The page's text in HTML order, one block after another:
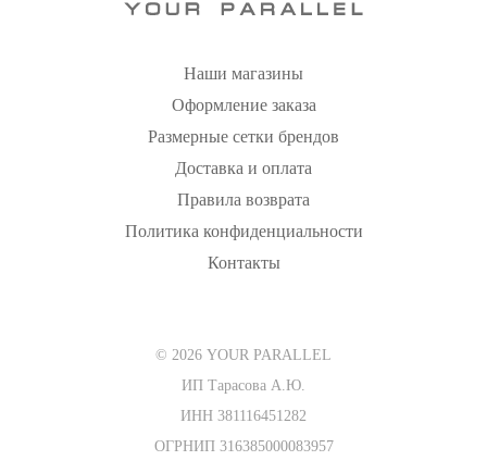
Наши магазины
Оформление заказа
Размерные сетки брендов
Доставка и оплата
Правила возврата
Политика конфиденциальности
Контакты
© 2026 YOUR PARALLEL
ИП Тарасова А.Ю.
ИНН 381116451282
ОГРНИП 316385000083957